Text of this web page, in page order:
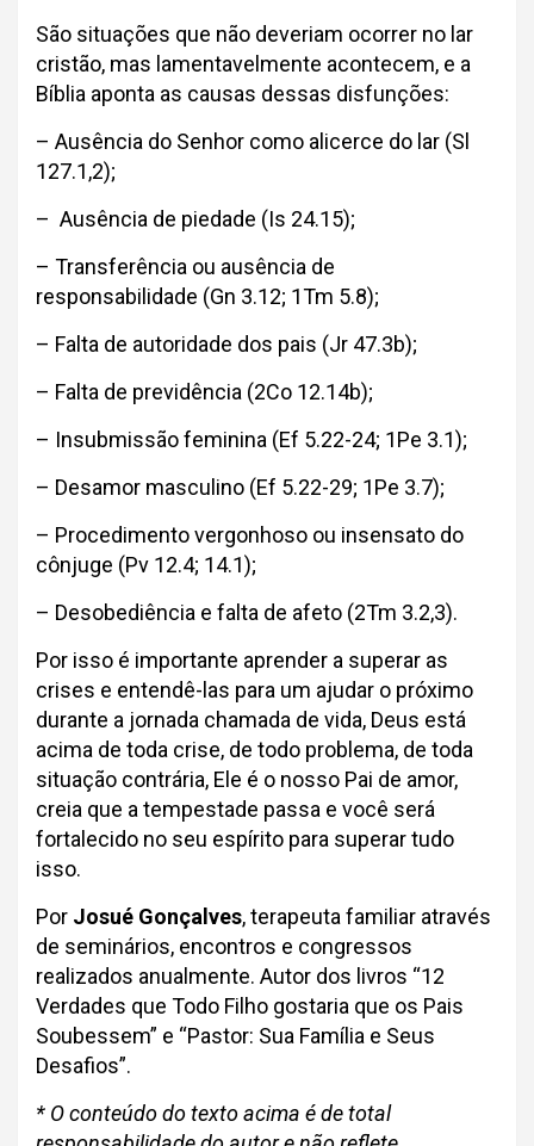
São situações que não deveriam ocorrer no lar
cristão, mas lamentavelmente acontecem, e a
Bíblia aponta as causas dessas disfunções:
– Ausência do Senhor como alicerce do lar (Sl
127.1,2);
– Ausência de piedade (Is 24.15);
– Transferência ou ausência de
responsabilidade (Gn 3.12; 1Tm 5.8);
– Falta de autoridade dos pais (Jr 47.3b);
– Falta de previdência (2Co 12.14b);
– Insubmissão feminina (Ef 5.22-24; 1Pe 3.1);
– Desamor masculino (Ef 5.22-29; 1Pe 3.7);
– Procedimento vergonhoso ou insensato do
cônjuge (Pv 12.4; 14.1);
– Desobediência e falta de afeto (2Tm 3.2,3).
Por isso é importante aprender a superar as
crises e entendê-las para um ajudar o próximo
durante a jornada chamada de vida, Deus está
acima de toda crise, de todo problema, de toda
situação contrária, Ele é o nosso Pai de amor,
creia que a tempestade passa e você será
fortalecido no seu espírito para superar tudo
isso.
Por Josué Gonçalves, terapeuta familiar através
de seminários, encontros e congressos
realizados anualmente. Autor dos livros “12
Verdades que Todo Filho gostaria que os Pais
Soubessem” e “Pastor: Sua Família e Seus
Desafios”.
* O conteúdo do texto acima é de total